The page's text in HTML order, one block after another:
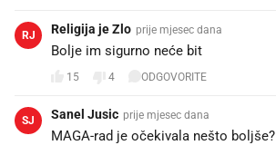
RJ Religija je Zlo prije mjesec dana
Bolje im sigurno neće bit
15 4 ODGOVORITE
SJ Sanel Jusic prije mjesec dana
MAGA-rad je očekivala nešto boljše?